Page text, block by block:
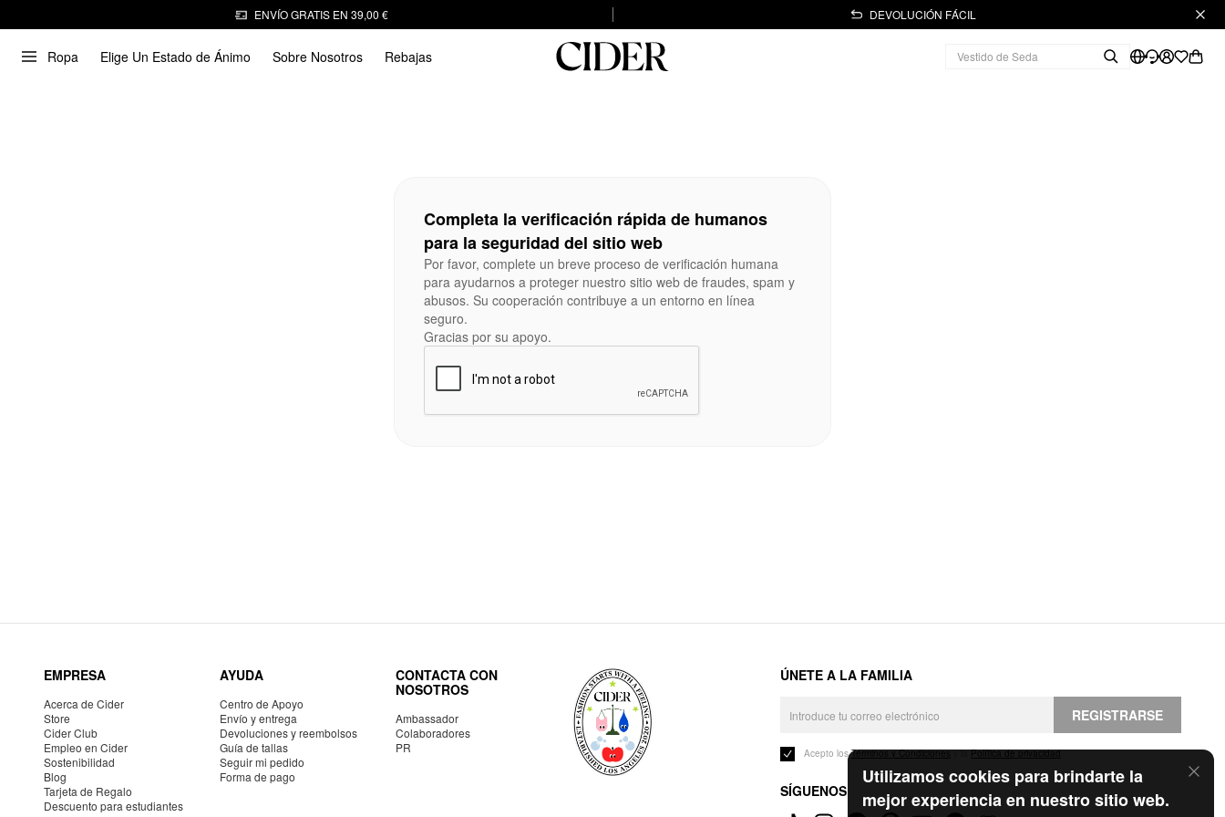
ENVÍO GRATIS EN 39,00 € DEVOLUCIÓN FÁCIL
Ropa Elige Un Estado de Ánimo Sobre Nosotros Rebajas
Utilizamos cookies para brindarte la
mejor experiencia en nuestro sitio web.
Completa la verificación rápida de humanos
para la seguridad del sitio web
Por favor, complete un breve proceso de verificación humana
para ayudarnos a proteger nuestro sitio web de fraudes, spam y
abusos. Su cooperación contribuye a un entorno en línea
seguro.
Gracias por su apoyo.
EMPRESA
Acerca de Cider
Store
Cider Club
Empleo en Cider
Sostenibilidad
Blog
Tarjeta de Regalo
Descuento para estudiantes
AYUDA
Centro de Apoyo
Envío y entrega
Devoluciones y reembolsos
Guía de tallas
Seguir mi pedido
Forma de pago
CONTACTA CON
NOSOTROS
Ambassador
Colaboradores
PR
ÚNETE A LA FAMILIA
REGISTRARSE
Acepto losTérminos y Condicionesy laPolítica de privacidad.
SÍGUENOS